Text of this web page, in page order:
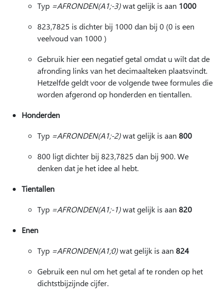
Typ =AFRONDEN(A1;-3)wat gelijk is aan 1000
823,7825 is dichter bij 1000 dan bij 0 (0 is een
veelvoud van 1000 )
Gebruik hier een negatief getal omdat u wilt dat de
afronding links van het decimaalteken plaatsvindt.
Hetzelfde geldt voor de volgende twee formules die
worden afgerond op honderden en tientallen.
Honderden
Typ =AFRONDEN(A1;-2)wat gelijk is aan 800
800 ligt dichter bij 823,7825 dan bij 900. We
denken dat je het idee al hebt.
Tientallen
Typ =AFRONDEN(A1;-1)wat gelijk is aan 820
Enen
Typ =AFRONDEN(A1;0)wat gelijk is aan 824
Gebruik een nul om het getal af te ronden op het
dichtstbijzijnde cijfer.